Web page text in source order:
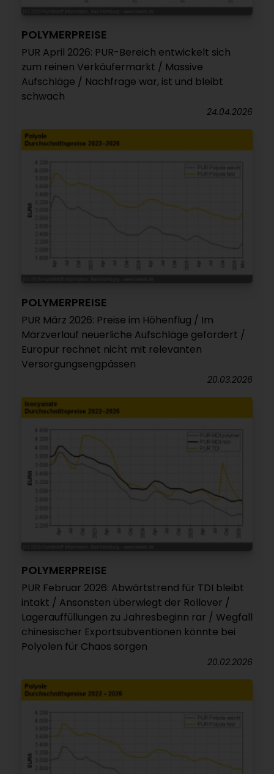
POLYMERPREISE
PUR April 2026: PUR-Bereich entwickelt sich
zum reinen Verkäufermarkt / Massive
Aufschläge / Nachfrage war, ist und bleibt
schwach
24.04.2026
POLYMERPREISE
PUR März 2026: Preise im Höhenflug / Im
Märzverlauf neuerliche Aufschläge gefordert /
Europur rechnet nicht mit relevanten
Versorgungsengpässen
20.03.2026
POLYMERPREISE
PUR Februar 2026: Abwärtstrend für TDI bleibt
intakt / Ansonsten überwiegt der Rollover /
Lagerauffüllungen zu Jahresbeginn rar / Wegfall
chinesischer Exportsubventionen könnte bei
Polyolen für Chaos sorgen
20.02.2026